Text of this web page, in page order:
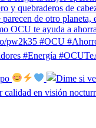
calidad en visión